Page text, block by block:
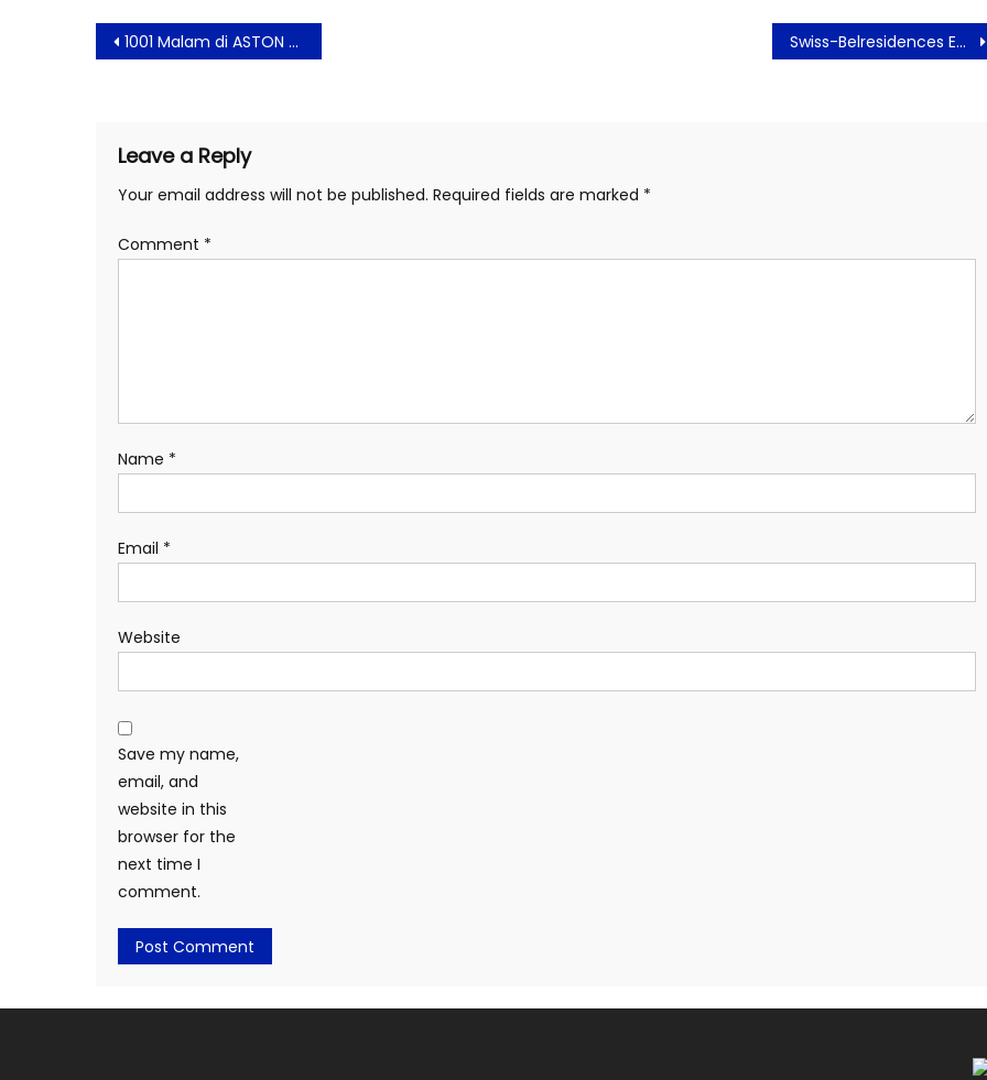
Post
navigation
1001 Malam di ASTON Priority Simatupang Swiss-Belresidences Epicentrum Menawarkan Early Bird Paket Buka Puasa yang Lezat
Leave a Reply
Your email address will not be published. Required fields are marked *
Comment *
Name *
Email *
Website
Save my name,
email, and
website in this
browser for the
next time I
comment.